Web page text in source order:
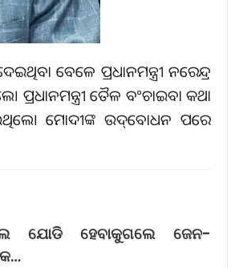
ବେଳେ ପ୍ରଧାନମନ୍ତ୍ରୀ ନରେନ୍ଦ୍ର
ତୈଳ ବଂଚାଇବା କଥା
ମୋଦୀଙ୍କ ଉଦ୍‌ବୋଧନ ପରେ
ଯୋଡି ହେବାକୁଗଲେ ଜେନ-